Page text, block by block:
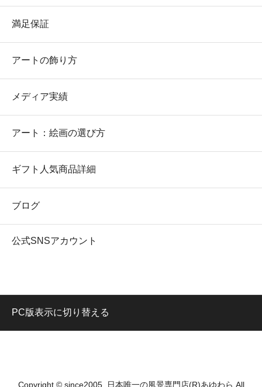
満足保証
アートの飾り方
メディア実績
アート：絵画の選び方
ギフト人気商品詳細
ブログ
公式SNSアカウント
PC版表示に切り替える
Copyright © since2005. 日本唯一の風景専門店(R)あゆわら All